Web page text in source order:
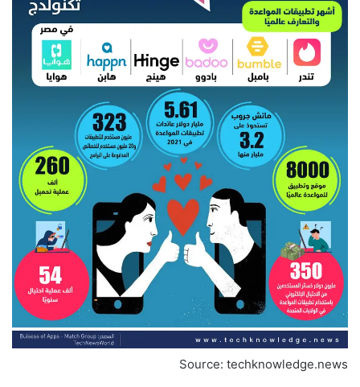
Source: techknowledge.news